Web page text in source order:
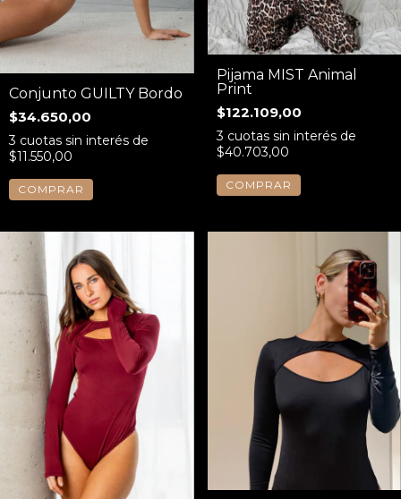
Conjunto GUILTY Bordo
$34.650,00
3 cuotas sin interés de
$11.550,00
COMPRAR
Pijama MIST Animal
Print
$122.109,00
3 cuotas sin interés de
$40.703,00
COMPRAR